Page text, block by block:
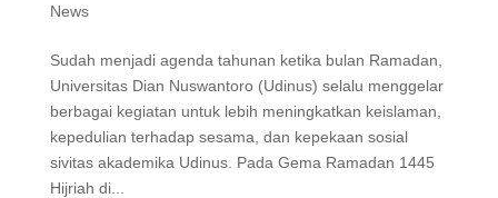
News
Sudah menjadi agenda tahunan ketika bulan Ramadan,
Universitas Dian Nuswantoro (Udinus) selalu menggelar
berbagai kegiatan untuk lebih meningkatkan keislaman,
kepedulian terhadap sesama, dan kepekaan sosial
sivitas akademika Udinus. Pada Gema Ramadan 1445
Hijriah di...